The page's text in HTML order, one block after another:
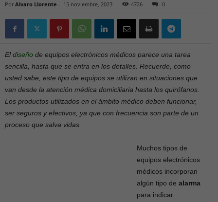
Por Alvaro Llorente - 15 noviembre, 2023 4726 0
Eldiseño de equipos electrónicos médicos parece una tarea
sencilla, hasta que se entra en los detalles. Recuerde, como
usted sabe, este tipo de equipos se utilizan en situaciones que
van desde la atención médica domiciliaria hasta los quirófanos.
Los productos utilizados en el ámbito médico deben funcionar,
ser seguros y efectivos, ya que con frecuencia son parte de un
proceso que salva vidas.
Muchos tipos de
equipos electrónicos
médicos incorporan
algún tipo de alarma
para indicar